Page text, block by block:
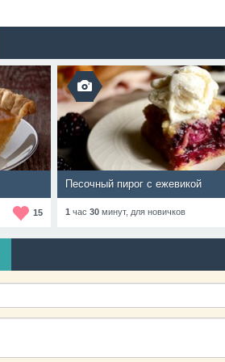
15
Песочный пирог с ежевикой
1 час30 минут, для новичков